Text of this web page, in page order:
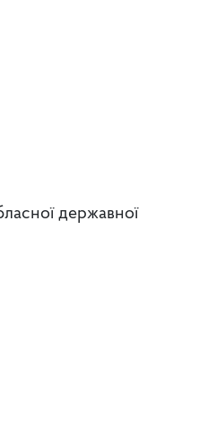
державної